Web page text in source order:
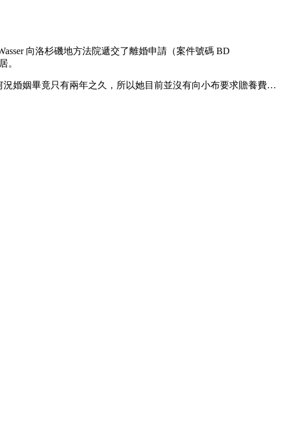
向洛杉磯地方法院遞交了離婚申請（案件號碼 BD
。
婚姻畢竟只有兩年之久，所以她目前並沒有向小布要求贍養費…